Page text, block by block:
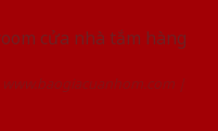
cửa nhà tắm hàng
|